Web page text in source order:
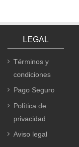
LEGAL
Términos y
condiciones
Pago Seguro
Política de
privacidad
Aviso legal